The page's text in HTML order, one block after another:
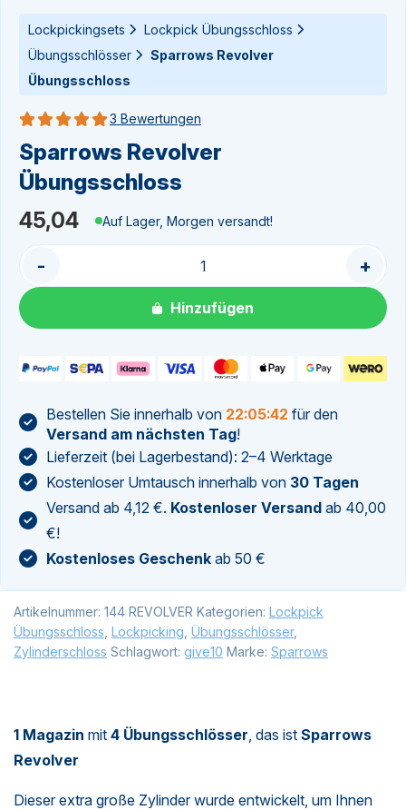
Lockpickingsets
Lockpick Übungsschloss
Übungsschlösser
Sparrows Revolver
Übungsschloss
Bewertung 5 von 5
3 Bewertungen
Sparrows Revolver
Übungsschloss
45,04
Auf Lager, Morgen versandt!
- +
Hinzufügen
Bestellen Sie innerhalb von 22:05:42 für den
Versand am nächsten Tag!
Lieferzeit (bei Lagerbestand): 2–4 Werktage
Kostenloser Umtausch innerhalb von 30 Tagen
Versand ab 4,12 €. Kostenloser Versand ab 40,00
€!
Kostenloses Geschenk ab 50 €
Artikelnummer: 144 REVOLVER Kategorien: Lockpick
Übungsschloss Lockpicking Übungsschlösser,
Zylinderschloss Schlagwort: give10 Marke: Sparrows
1 Magazin mit 4 Übungsschlösser , das ist Sparrows
Revolver
Dieser extra große Zylinder wurde entwickelt, um Ihnen